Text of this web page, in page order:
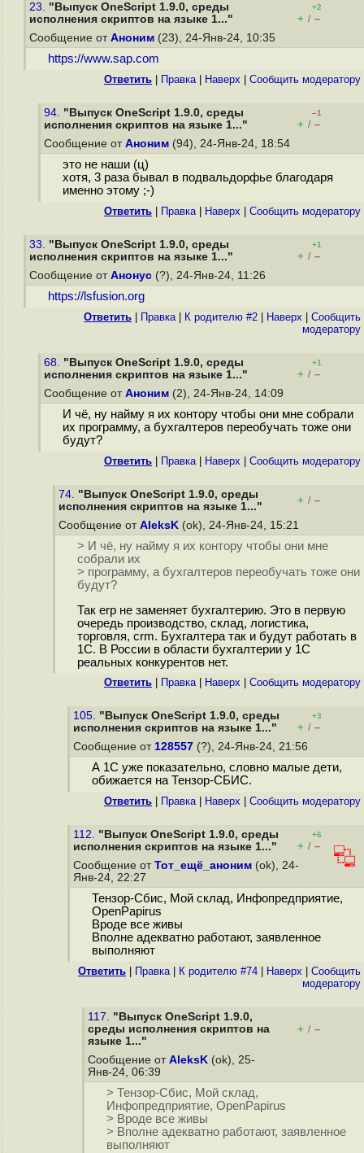
23. "Выпуск OneScript 1.9.0, среды
исполнения скриптов на языке 1..."
+2
+ / –
Сообщение от Аноним (23), 24-Янв-24, 10:35
https://www.sap.com
Ответить Правка| Наверх Cообщить модератору
94. "Выпуск OneScript 1.9.0, среды
исполнения скриптов на языке 1..."
–1
+ / –
Сообщение от Аноним (94), 24-Янв-24, 18:54
это не наши (ц)
хотя, 3 раза бывал в подвальдорфье благодаря
именно этому ;-)
Ответить Правка| Наверх Cообщить модератору
33. "Выпуск OneScript 1.9.0, среды
исполнения скриптов на языке 1..."
+1
+ / –
Сообщение от Анонус (?), 24-Янв-24, 11:26
https://lsfusion.org
Ответить Правка| К родителю #2 Наверх
Cообщить
модератору
68. "Выпуск OneScript 1.9.0, среды
исполнения скриптов на языке 1..."
+1
+ / –
Сообщение от Аноним (2), 24-Янв-24, 14:09
И чё, ну найму я их контору чтобы они мне собрали
их программу, а бухгалтеров переобучать тоже они
будут?
Ответить Правка| Наверх Cообщить модератору
74. "Выпуск OneScript 1.9.0, среды
исполнения скриптов на языке 1..."
+ / –
Сообщение от AleksK (ok), 24-Янв-24, 15:21
> И чё, ну найму я их контору чтобы они мне
собрали их
> программу, а бухгалтеров переобучать тоже они
будут?
Так erp не заменяет бухгалтерию. Это в первую
очередь производство, склад, логистика,
торговля, crm. Бухгалтера так и будут работать в
1С. В России в области бухгалтерии у 1С
реальных конкурентов нет.
Ответить Правка| Наверх Cообщить модератору
105. "Выпуск OneScript 1.9.0, среды
исполнения скриптов на языке 1..."
+3
+ / –
Сообщение от 128557 (?), 24-Янв-24, 21:56
А 1С уже показательно, словно малые дети,
обижается на Тензор-СБИС.
Ответить Правка| Наверх Cообщить модератору
112. "Выпуск OneScript 1.9.0, среды
исполнения скриптов на языке 1..."
+6
+ / –
Сообщение от Тот_ещё_аноним (ok), 24-
Янв-24, 22:27
Тензор-Сбис, Мой склад, Инфопредприятие,
OpenPapirus
Вроде все живы
Вполне адекватно работают, заявленное
выполняют
Ответить Правка| К родителю #74 Наверх
Cообщить
модератору
117. "Выпуск OneScript 1.9.0,
среды исполнения скриптов на
языке 1..."
+ / –
Сообщение от AleksK (ok), 25-
Янв-24, 06:39
> Тензор-Сбис, Мой склад,
Инфопредприятие, OpenPapirus
> Вроде все живы
> Вполне адекватно работают, заявленное
выполняют